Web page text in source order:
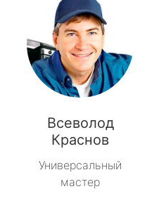
Всеволод
Краснов
Универсальный
мастер